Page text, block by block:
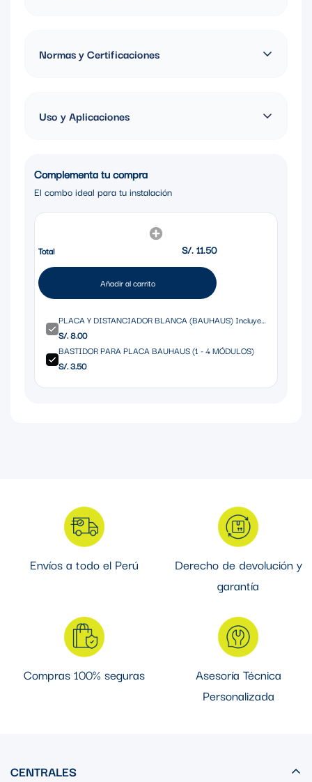
País: Argentina
Normas y Certificaciones
Uso y Aplicaciones
Montaje de mecanismos eléctricos
Uso residencial
Proyectos comerciales
Complementa tu compra
El combo ideal para tu instalación
Total S/. 11.50
Añadir al carrito
PLACA Y DISTANCIADOR BLANCA (BAUHAUS) Incluye
RIBETE
S/. 8.00
BASTIDOR PARA PLACA BAUHAUS (1 - 4 MÓDULOS)
S/. 3.50
Envíos a todo el Perú
Derecho de devolución y
garantía
Compras 100% seguras
Asesoría Técnica
Personalizada
CENTRALES